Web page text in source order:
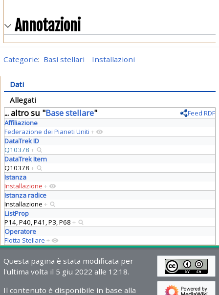
Annotazioni
Categorie: Basi stellari Installazioni
Dati
Allegati
... altro su "Base stellare"
Feed RDF
Affiliazione
Federazione dei Pianeti Uniti +
DataTrek ID
Q10378 +
DataTrek Item
Q10378 +
Istanza
Installazione +
Istanza radice
Installazione +
ListProp
P14, P40, P41, P3, P68 +
Operatore
Flotta Stellare +
Questa pagina è stata modificata per
l'ultima volta il 5 giu 2022 alle 12:18.
Il contenuto è disponibile in base alla